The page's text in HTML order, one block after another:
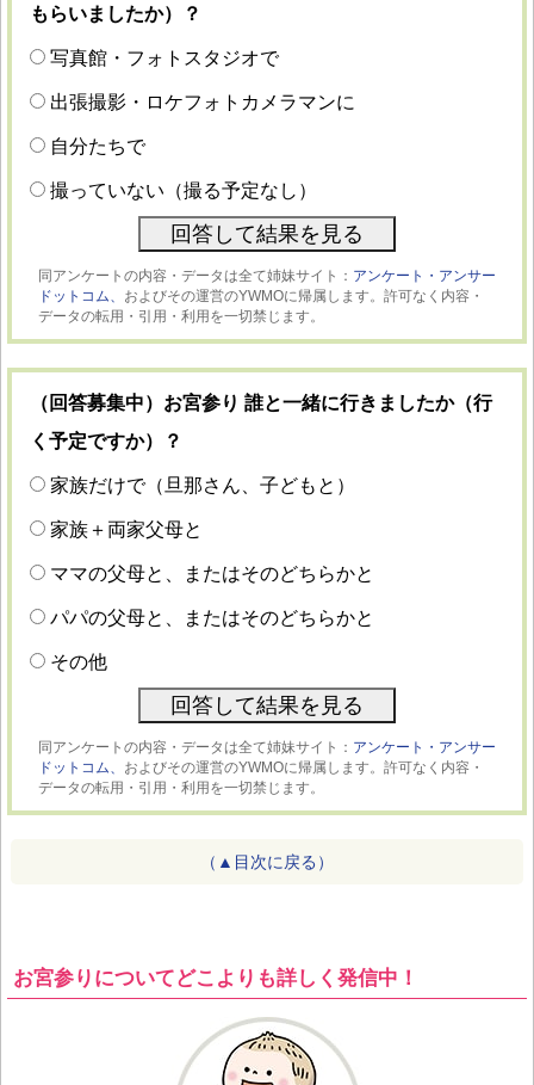
もらいましたか）？
写真館・フォトスタジオで
出張撮影・ロケフォトカメラマンに
自分たちで
撮っていない（撮る予定なし）
同アンケートの内容・データは全て姉妹サイト： アンケート・アンサー
ドットコム、 およびその運営のYWMOに帰属します。許可なく内容・
データの転用・引用・利用を一切禁じます。
（回答募集中）お宮参り 誰と一緒に行きましたか（行
く予定ですか）？
家族だけで（旦那さん、子どもと）
家族＋両家父母と
ママの父母と、またはそのどちらかと
パパの父母と、またはそのどちらかと
その他
同アンケートの内容・データは全て姉妹サイト： アンケート・アンサー
ドットコム、 およびその運営のYWMOに帰属します。許可なく内容・
データの転用・引用・利用を一切禁じます。
（▲目次に戻る）
お宮参りについてどこよりも詳しく発信中！